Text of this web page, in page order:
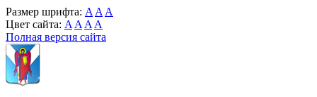
Размер шрифта: A A A
Цвет сайта: A A A A
Полная версия сайта